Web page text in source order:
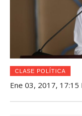
CLASE POLÍTICA
Ene 03, 2017, 17:15